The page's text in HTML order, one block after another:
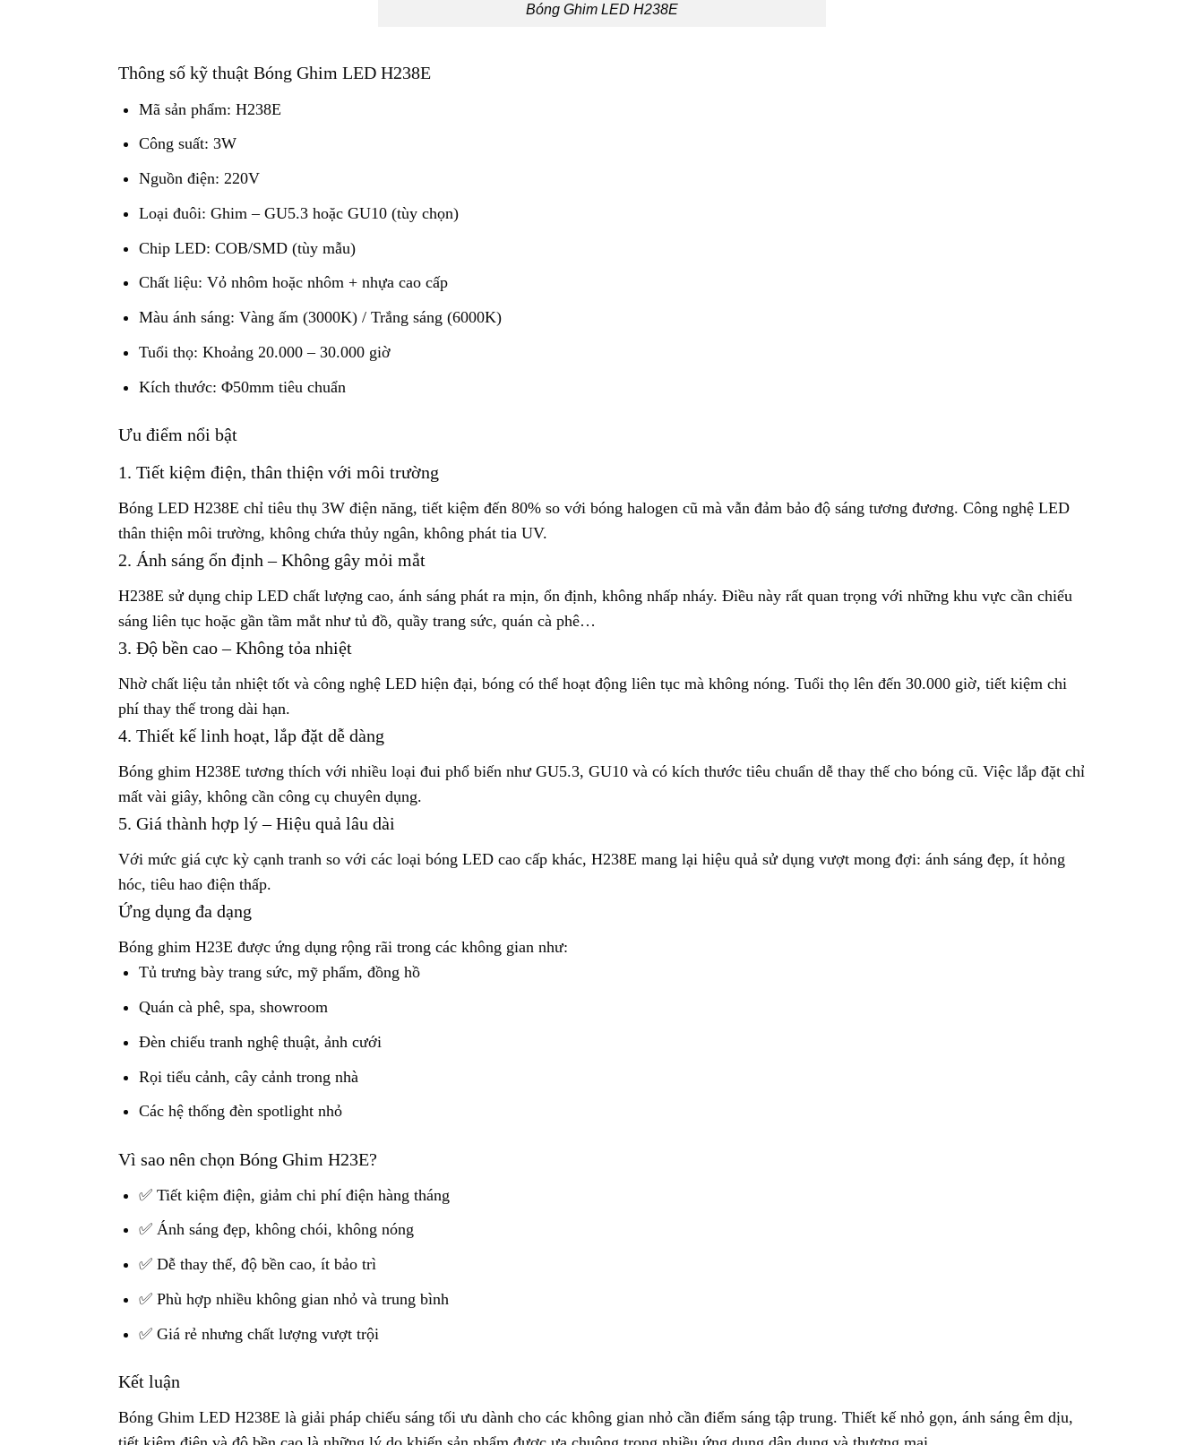
Bóng Ghim LED H238E
Thông số kỹ thuật Bóng Ghim LED H238E
Mã sản phẩm: H238E
Công suất: 3W
Nguồn điện: 220V
Loại đuôi: Ghim – GU5.3 hoặc GU10 (tùy chọn)
Chip LED: COB/SMD (tùy mẫu)
Chất liệu: Vỏ nhôm hoặc nhôm + nhựa cao cấp
Màu ánh sáng: Vàng ấm (3000K) / Trắng sáng (6000K)
Tuổi thọ: Khoảng 20.000 – 30.000 giờ
Kích thước: Φ50mm tiêu chuẩn
Ưu điểm nổi bật
1. Tiết kiệm điện, thân thiện với môi trường
Bóng LED H238E chỉ tiêu thụ 3W điện năng, tiết kiệm đến 80% so với bóng halogen cũ mà vẫn đảm bảo độ sáng tương đương. Công nghệ LED
thân thiện môi trường, không chứa thủy ngân, không phát tia UV.
2. Ánh sáng ổn định – Không gây mỏi mắt
H238E sử dụng chip LED chất lượng cao, ánh sáng phát ra mịn, ổn định, không nhấp nháy. Điều này rất quan trọng với những khu vực cần chiếu
sáng liên tục hoặc gần tầm mắt như tủ đồ, quầy trang sức, quán cà phê…
3. Độ bền cao – Không tỏa nhiệt
Nhờ chất liệu tản nhiệt tốt và công nghệ LED hiện đại, bóng có thể hoạt động liên tục mà không nóng. Tuổi thọ lên đến 30.000 giờ, tiết kiệm chi
phí thay thế trong dài hạn.
4. Thiết kế linh hoạt, lắp đặt dễ dàng
Bóng ghim H238E tương thích với nhiều loại đui phổ biến như GU5.3, GU10 và có kích thước tiêu chuẩn dễ thay thế cho bóng cũ. Việc lắp đặt chỉ
mất vài giây, không cần công cụ chuyên dụng.
5. Giá thành hợp lý – Hiệu quả lâu dài
Với mức giá cực kỳ cạnh tranh so với các loại bóng LED cao cấp khác, H238E mang lại hiệu quả sử dụng vượt mong đợi: ánh sáng đẹp, ít hỏng
hóc, tiêu hao điện thấp.
Ứng dụng đa dạng
Bóng ghim H23E được ứng dụng rộng rãi trong các không gian như:
Tủ trưng bày trang sức, mỹ phẩm, đồng hồ
Quán cà phê, spa, showroom
Đèn chiếu tranh nghệ thuật, ảnh cưới
Rọi tiểu cảnh, cây cảnh trong nhà
Các hệ thống đèn spotlight nhỏ
Vì sao nên chọn Bóng Ghim H23E?
✅ Tiết kiệm điện, giảm chi phí điện hàng tháng
✅ Ánh sáng đẹp, không chói, không nóng
✅ Dễ thay thế, độ bền cao, ít bảo trì
✅ Phù hợp nhiều không gian nhỏ và trung bình
✅ Giá rẻ nhưng chất lượng vượt trội
Kết luận
Bóng Ghim LED H238E là giải pháp chiếu sáng tối ưu dành cho các không gian nhỏ cần điểm sáng tập trung. Thiết kế nhỏ gọn, ánh sáng êm dịu,